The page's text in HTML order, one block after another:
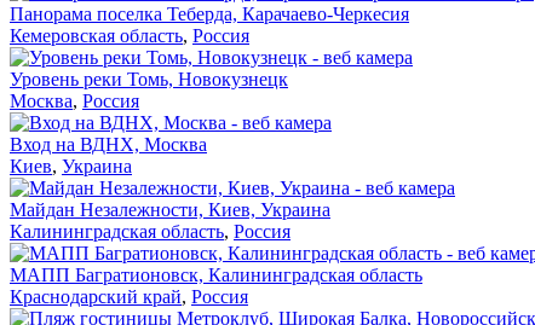
Панорама поселка Теберда, Карачаево-Черкесия
Кемеровская область, Россия
Уровень реки Томь, Новокузнецк
Москва, Россия
Вход на ВДНХ, Москва
Киев, Украина
Майдан Незалежности, Киев, Украина
Калининградская область, Россия
МАПП Багратионовск, Калининградская область
Краснодарский край, Россия